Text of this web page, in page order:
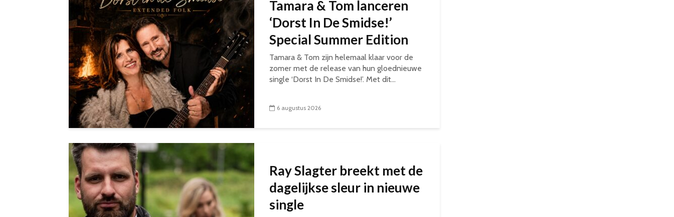
Tamara & Tom lanceren
‘Dorst In De Smidse!’
Special Summer Edition
Tamara & Tom zijn helemaal klaar voor de
zomer met de release van hun gloednieuwe
single ‘Dorst In De Smidse!’. Met dit...
6 augustus 2026
Ray Slagter breekt met de
dagelijkse sleur in nieuwe
single